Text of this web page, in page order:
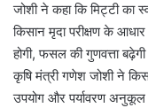
जोशी ने कहा कि मिट्टी का
किसान मृदा परीक्षण के
होगी, फसल की गुणवत्ता
कृषि मंत्री गणेश जोशी ने
उपयोग और पर्यावरण अनुकूल